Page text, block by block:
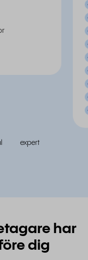
expert
har
dig